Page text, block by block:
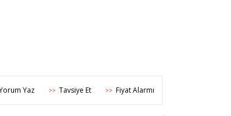
Yaz >> Tavsiye Et >> Fiyat Alarmı